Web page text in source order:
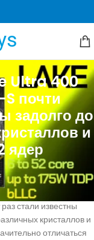
Ultra 400
почти
задолго до
и
ядер
о
к выпуску в конце
стали известны
кристаллов и
отличаться